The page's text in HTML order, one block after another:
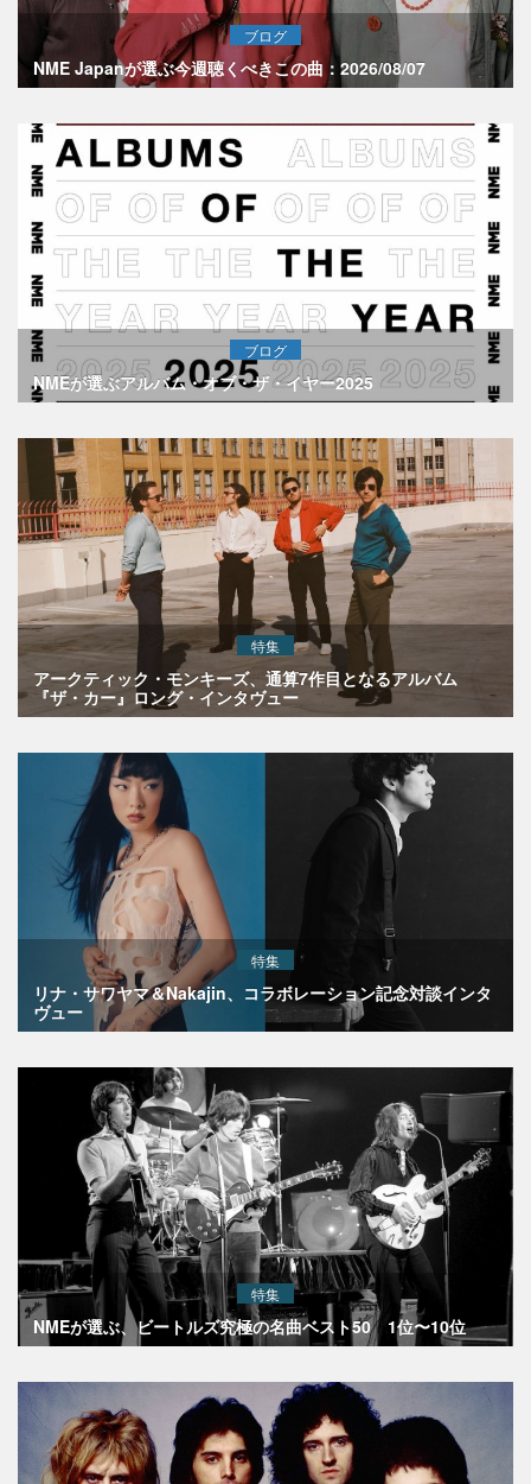
ブログ
NME Japanが選ぶ今週聴くべきこの曲：2026/08/07
ブログ
NMEが選ぶアルバム・オブ・ザ・イヤー2025
特集
アークティック・モンキーズ、通算7作目となるアルバム
『ザ・カー』ロング・インタヴュー
特集
リナ・サワヤマ＆Nakajin、コラボレーション記念対談インタ
ヴュー
特集
NMEが選ぶ、ビートルズ究極の名曲ベスト50 1位〜10位